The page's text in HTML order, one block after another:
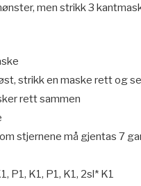
men strikk 3
strikk en maske rett og
rett sammen
stjernene må gjentas 7
P1, K1, P1, K1, 2sl* K1